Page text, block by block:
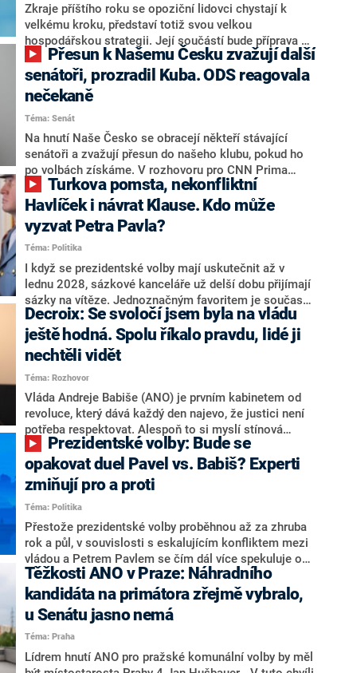
Zkraje příštího roku se opoziční lidovci chystají k
velkému kroku, představí totiž svou velkou
hospodářskou strategii. Její součástí bude příprava na
stárnutí populace, řekl ve středu na setkání s novináři
nový předseda lidovců Jan Grolich. Ten zároveň v
senátních volbách kandiduje ve Vyškově. Popsal i
aktivitu opozice, o níž vládní strany nebo političtí
komentátoři mluví jako o slabé a v defenzivě. „Je to
úmorná práce upozorňovat na chyby vlády. Ministři s
námi navíc nechodí do debat. Chceme ale ukazovat
svoje témata,“ odpověděl Grolich na dotaz CNN Prima
NEWS.
senátoři, prozradil Kuba. ODS reagovala
nečekaně
Téma: Senát
Na hnutí Naše Česko se obracejí někteří stávající
senátoři a zvažují přesun do našeho klubu, pokud ho
po volbách získáme. V rozhovoru pro CNN Prima
NEWS to řekl zakladatel hnutí a jihočeský hejtman
Martin Kuba. Konkrétní nebyl, ale získat by takto mohl
například senátora Zdeňka Hrabu, který je dnes
součástí klubu ODS a TOP 09. Hraba to na dotaz
redakce nevyloučil. Předseda klubu senátorů ODS
Zdeněk Nytra redakci řekl, že počítá s odchodem
některých senátorů z klubu a že Naše Česko není
nepřítel, ale soupeř.
Havlíček i návrat Klause. Kdo může
vyzvat Petra Pavla?
Téma: Politika
I když se prezidentské volby mají uskutečnit až v
lednu 2028, sázkové kanceláře už delší dobu přijímají
sázky na vítěze. Jednoznačným favoritem je současná
hlava státu Petr Pavel. Daleko za ním pak bookmakeři
zmiňují dva výrazné politiky ANO, tedy premiéra
Andreje Babiše a ministra průmyslu Karla Havlíčka.
Oblíbeným tipem samotných sázkařů je poslanec za
Motoristy Filip Turek. Politolog Jan Kubáček nicméně
o případné kandidatuře kohokoliv ze zmíněné trojice
značně pochybuje. Podle něj současná koalice dosud
nemá osobu, která by Pavlovi mohla konkurovat.
Decroix: Se svoločí jsem byla na vládu
ještě hodná. Spolu říkalo pravdu, lidé ji
nechtěli vidět
Téma: Rozhovor
Vláda Andreje Babiše (ANO) je prvním kabinetem od
revoluce, který dává každý den najevo, že justici není
potřeba respektovat. Alespoň to si myslí stínová
ministryně spravedlnosti ODS Eva Decroix. V
rozhovoru pro CNN Prima NEWS si nebrala servítky
ohledně politického výkonu svého nástupce Jeronýma
Tejce (za ANO) či vládní zmocněnkyně pro lidská
práva Taťány Malé (ANO). Označením „svoloč“ na
adresu vlády prý byla ještě hodná. Decroix se také
vrátila k volební porážce koalice Spolu či promluvila o
hnutí Naše Česko Martina Kuby.
opakovat duel Pavel vs. Babiš? Experti
zmiňují pro a proti
Téma: Politika
Přestože prezidentské volby proběhnou až za zhruba
rok a půl, v souvislosti s eskalujícím konfliktem mezi
vládou a Petrem Pavlem se čím dál více spekuluje o
tom, koho by do bitvy o Hrad mohla vyslat současná
koalice. Někteří političtí komentátoři znovu vytahují
jméno premiéra Andreje Babiše (ANO). Jak moc je
pravděpodobné, že se v prezidentských volbách 2028
bude znovu opakovat souboj z roku 2023?
Těžkosti ANO v Praze: Náhradního
kandidáta na primátora zřejmě vybralo,
u Senátu jasno nemá
Téma: Praha
Lídrem hnutí ANO pro pražské komunální volby by měl